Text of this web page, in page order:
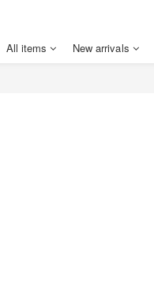
All items New arrivals